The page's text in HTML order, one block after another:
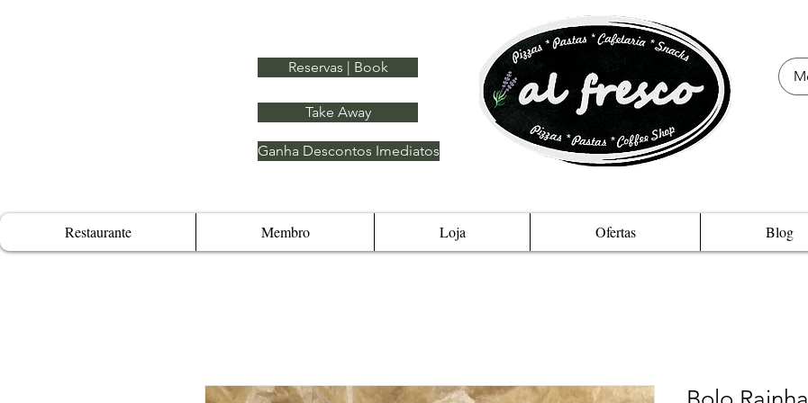
Reservas | Book
Take Away
Ganha Descontos Imediatos
Restaurante Membro Loja Ofertas Blog